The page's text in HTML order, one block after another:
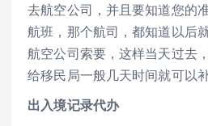
去航空公司，并且要知道您的
航班，那个航司，都知道以后
航空公司索要，这样当天过去
给移民局一般几天时间就可以
出入境记录代办